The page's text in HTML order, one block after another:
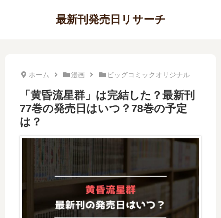
最新刊発売日リサーチ
ホーム 漫画 ビッグコミックオリジナル
「黄昏流星群」は完結した？最新刊
77巻の発売日はいつ？78巻の予定
は？